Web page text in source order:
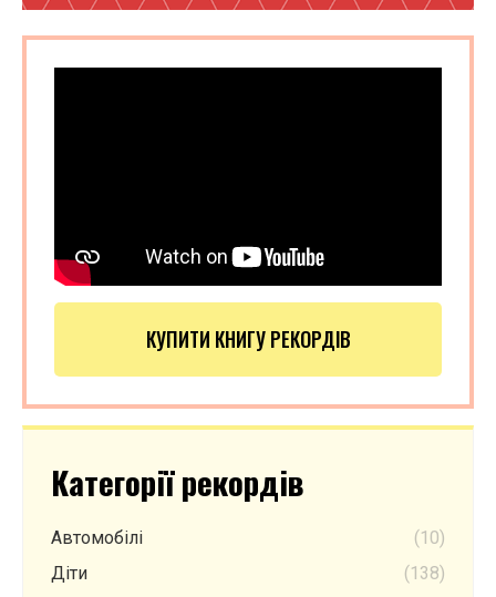
КУПИТИ КНИГУ РЕКОРДІВ
Категорії рекордів
Автомобілі
(10)
Діти
(138)